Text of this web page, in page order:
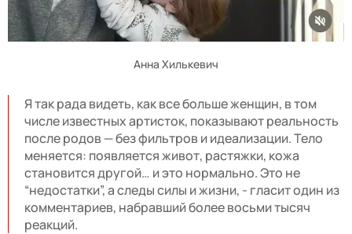
Анна Хилькевич
Я так рада видеть, как все больше женщин, в том
числе известных артисток, показывают реальность
после родов — без фильтров и идеализации. Тело
меняется: появляется живот, растяжки, кожа
становится другой… и это нормально. Это не
“недостатки”, а следы силы и жизни, - гласит один из
комментариев, набравший более восьми тысяч
реакций.